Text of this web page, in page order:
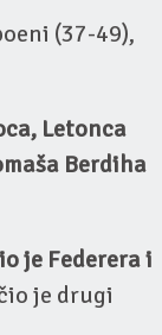
(37-49),
Letonca
Berdiha
je Federera i
je drugi